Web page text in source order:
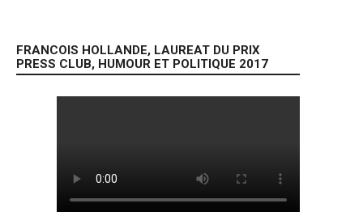
FRANCOIS HOLLANDE, LAUREAT DU PRIX
PRESS CLUB, HUMOUR ET POLITIQUE 2017